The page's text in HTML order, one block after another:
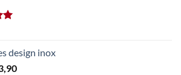
design inox
Le